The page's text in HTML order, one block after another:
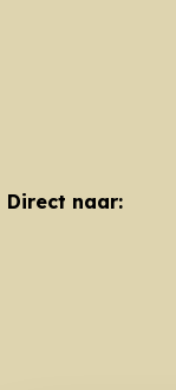
Direct naar: